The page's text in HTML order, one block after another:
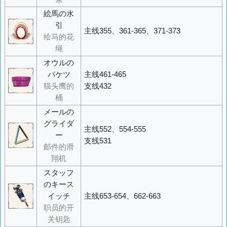
絵馬の水
引
绘马的花
绳
主线355、361-365、371-373
オウルの
バケツ
猫头鹰的
桶
主线461-465
支线432
メールの
グライダ
ー
邮件的滑
翔机
主线552、554-555
支线531
スタッフ
のキース
イッチ
职员的开
关钥匙
主线653-654、662-663